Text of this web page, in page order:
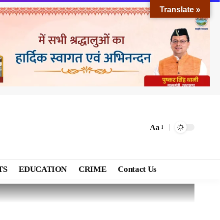
Aa
EDUCATION CRIME Contact Us
Translate »